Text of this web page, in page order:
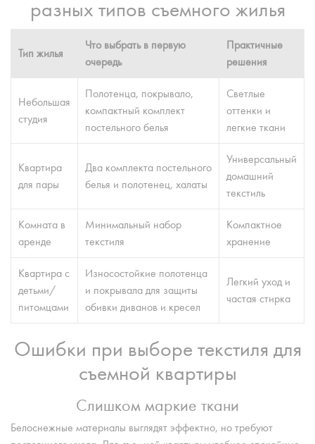
разных типов съемного жилья
Тип жилья
Что выбрать в первую
очередь
Практичные
решения
Небольшая
студия
Полотенца, покрывало,
компактный комплект
постельного белья
Светлые
оттенки и
легкие ткани
Квартира
для пары
Два комплекта постельного
белья и полотенец, халаты
Универсальный
домашний
текстиль
Комната в
аренде
Минимальный набор
текстиля
Компактное
хранение
Квартира с
детьми/
питомцами
Износостойкие полотенца
и покрывала для защиты
обивки диванов и кресел
Легкий уход и
частая стирка
Ошибки при выборе текстиля для
съемной квартиры
Слишком маркие ткани
Белоснежные материалы выглядят эффектно, но требуют